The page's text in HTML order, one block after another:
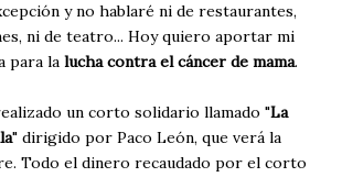
y no hablaré ni de restaurantes,
ni de teatro... Hoy quiero aportar mi
para la lucha contra el cáncer de mama.
un corto solidario llamado "La
" dirigido por Paco León, que verá la
Todo el dinero recaudado por el corto